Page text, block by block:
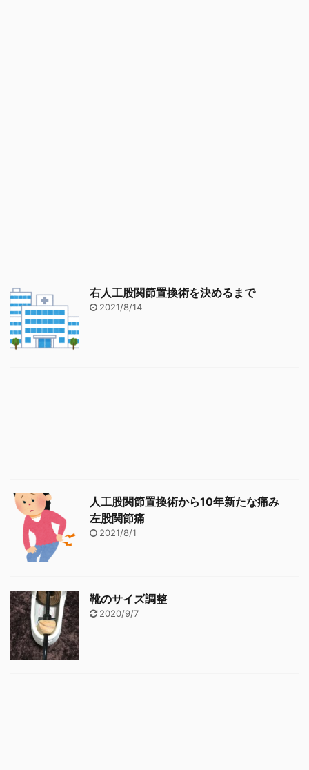
右人工股関節置換術を決めるまで
2021/8/14
人工股関節置換術から10年新たな痛み
左股関節痛
2021/8/1
靴のサイズ調整
2020/9/7